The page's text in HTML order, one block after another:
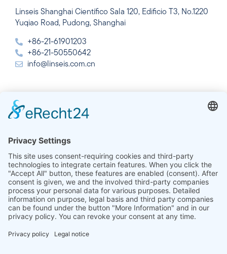
Linseis Shanghai Científico Sala 120, Edificio T3, No.1220
Yuqiao Road, Pudong, Shanghai
+86-21-61901203
+86-21-50550642
info@linseis.com.cn
India
Delhi
+91-11-42883851
sales@linseis.in